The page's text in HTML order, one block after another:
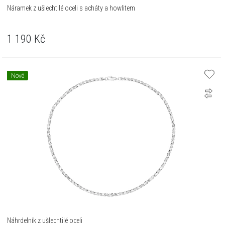
Náramek z ušlechtilé oceli s acháty a howlitem
1 190 Kč
Nové
Náhrdelník z ušlechtilé oceli